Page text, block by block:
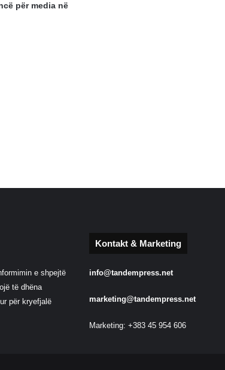
për media në
e shpejtë
të dhëna
për kryefjalë
Kontakt & Marketing
info@tandempress.net
marketing@tandempress.net
Marketing: +383 45 954 606